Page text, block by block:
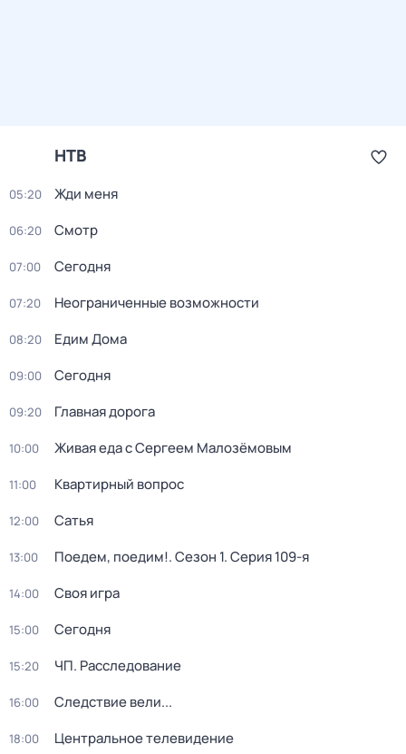
НТВ
05:20 Жди меня
06:20 Смотр
07:00 Сегодня
07:20 Неограниченные возможности
08:20 Едим Дома
09:00 Сегодня
09:20 Главная дорога
10:00 Живая еда с Сергеем Малозёмовым
11:00 Квартирный вопрос
12:00 Сатья
13:00 Поедем, поедим!. Сезон 1. Серия 109-я
14:00 Своя игра
15:00 Сегодня
15:20 ЧП. Расследование
16:00 Следствие вели...
18:00 Центральное телевидение